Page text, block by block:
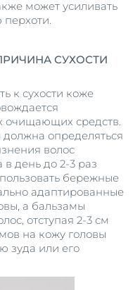
может усиливать
СУХОСТИ
к сухости коже
очищающих средств.
определяться
волос
в день до 2-3 раз
бережные
адаптированные
а бальзамы
отступая 2-3 см
на кожу головы
зуда или его